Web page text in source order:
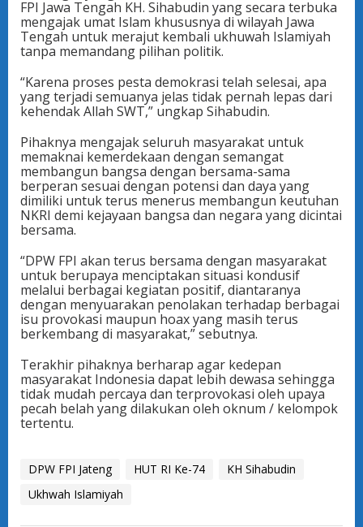
FPI Jawa Tengah KH. Sihabudin yang secara terbuka
mengajak umat Islam khususnya di wilayah Jawa
Tengah untuk merajut kembali ukhuwah Islamiyah
tanpa memandang pilihan politik.
“Karena proses pesta demokrasi telah selesai, apa
yang terjadi semuanya jelas tidak pernah lepas dari
kehendak Allah SWT,” ungkap Sihabudin.
Pihaknya mengajak seluruh masyarakat untuk
memaknai kemerdekaan dengan semangat
membangun bangsa dengan bersama-sama
berperan sesuai dengan potensi dan daya yang
dimiliki untuk terus menerus membangun keutuhan
NKRI demi kejayaan bangsa dan negara yang dicintai
bersama.
“DPW FPI akan terus bersama dengan masyarakat
untuk berupaya menciptakan situasi kondusif
melalui berbagai kegiatan positif, diantaranya
dengan menyuarakan penolakan terhadap berbagai
isu provokasi maupun hoax yang masih terus
berkembang di masyarakat,” sebutnya.
Terakhir pihaknya berharap agar kedepan
masyarakat Indonesia dapat lebih dewasa sehingga
tidak mudah percaya dan terprovokasi oleh upaya
pecah belah yang dilakukan oleh oknum / kelompok
tertentu.
DPW FPI Jateng HUT RI Ke-74
KH Sihabudin
Ukhwah Islamiyah